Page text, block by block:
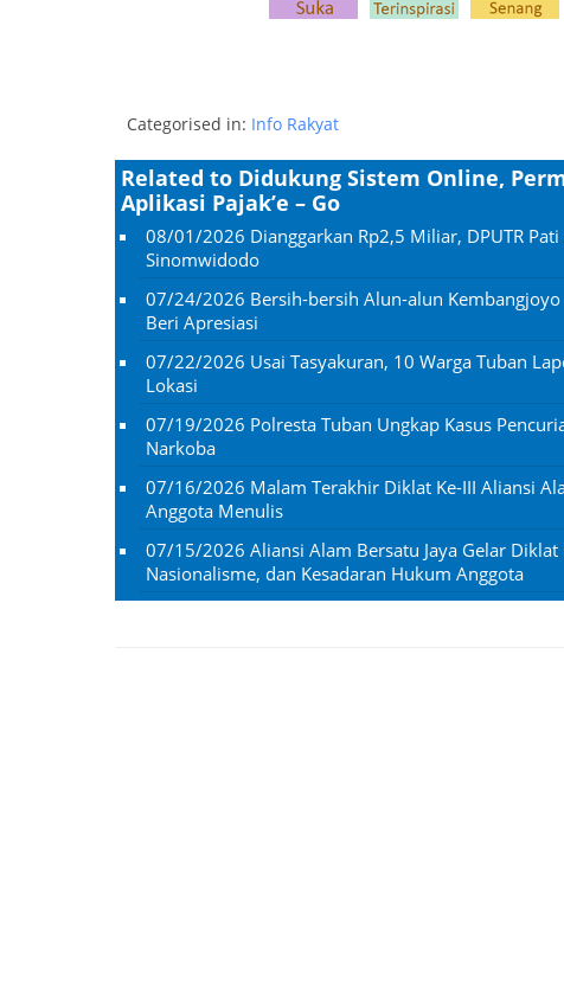
Categorised in: Info Rakyat
Related to Didukung Sistem Online,
Aplikasi Pajak’e – Go
08/01/2026 Dianggarkan Rp2,5 Miliar, DPUTR
Sinomwidodo
07/24/2026 Bersih-bersih Alun-alun
Beri Apresiasi
07/22/2026 Usai Tasyakuran, 10 Warga Tuban
Lokasi
07/19/2026 Polresta Tuban Ungkap Kasus
Narkoba
07/16/2026 Malam Terakhir Diklat Ke-III Aliansi
Anggota Menulis
07/15/2026 Aliansi Alam Bersatu Jaya Gelar
Nasionalisme, dan Kesadaran Hukum Anggota